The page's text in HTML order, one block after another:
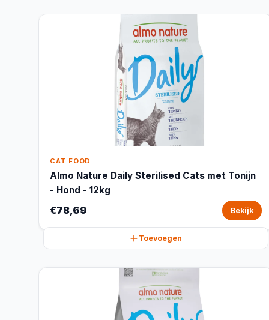
CAT FOOD
Almo Nature Daily Sterilised Cats met Tonijn
- Hond - 12kg
€78,69 Bekijk
Toevoegen